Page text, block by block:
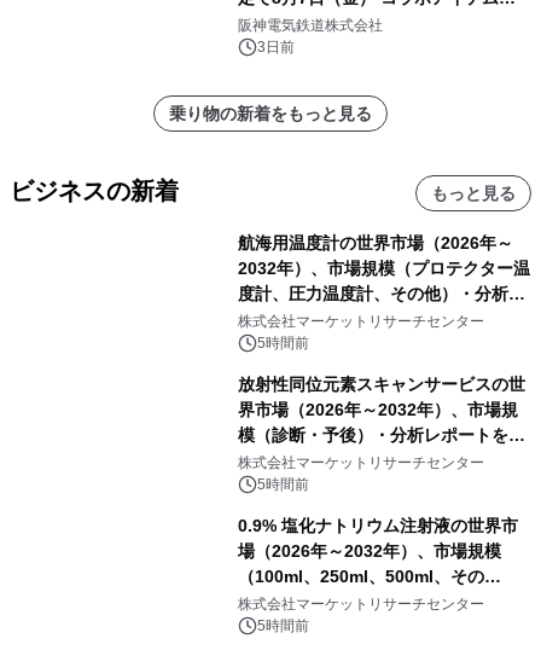
発売決定！
阪神電気鉄道株式会社
3日前
乗り物の新着をもっと見る
ビジネスの新着 もっと見る
航海用温度計の世界市場（2026年～
2032年）、市場規模（プロテクター温
度計、圧力温度計、その他）・分析レ
ポートを発表
株式会社マーケットリサーチセンター
5時間前
放射性同位元素スキャンサービスの世
界市場（2026年～2032年）、市場規
模（診断・予後）・分析レポートを発
表
株式会社マーケットリサーチセンター
5時間前
0.9% 塩化ナトリウム注射液の世界市
場（2026年～2032年）、市場規模
（100ml、250ml、500ml、その
他）・分析レポートを発表
株式会社マーケットリサーチセンター
5時間前